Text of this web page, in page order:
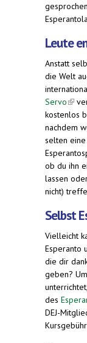
Leute
Anstatt
die Welt
Servo(link
kostenlos
nachdem
selten
ob du ihn
lassen
nicht)
Selbst
Vielleicht
Esperanto
die dir
geben?
des
DEJ-